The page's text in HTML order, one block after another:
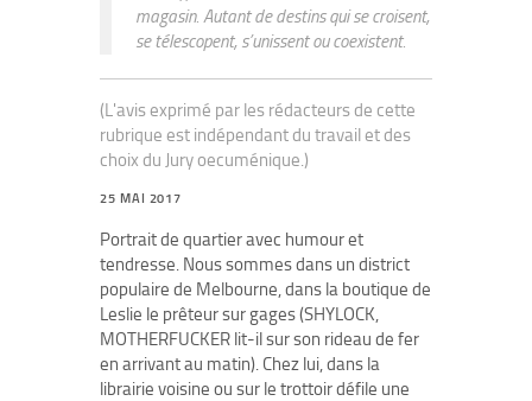
magasin. Autant de destins qui se croisent,
se télescopent, s’unissent ou coexistent.
(L'avis exprimé par les rédacteurs de cette
rubrique est indépendant du travail et des
choix du Jury oecuménique.)
25 MAI 2017
Portrait de quartier avec humour et
tendresse. Nous sommes dans un district
populaire de Melbourne, dans la boutique de
Leslie le prêteur sur gages (SHYLOCK,
MOTHERFUCKER lit-il sur son rideau de fer
en arrivant au matin). Chez lui, dans la
librairie voisine ou sur le trottoir défile une